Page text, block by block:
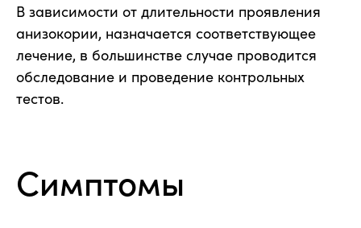
В зависимости от длительности проявления
анизокории, назначается соответствующее
лечение, в большинстве случае проводится
обследование и проведение контрольных
тестов.
Симптомы